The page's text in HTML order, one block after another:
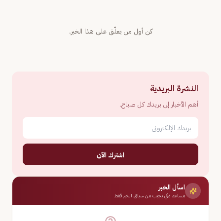
كن أول من يعلّق على هذا الخبر.
النشرة البريدية
أهم الأخبار إلى بريدك كل صباح.
اشترك الآن
اسأل الخبر
مساعد ذكي يجيب من سياق الخبر فقط